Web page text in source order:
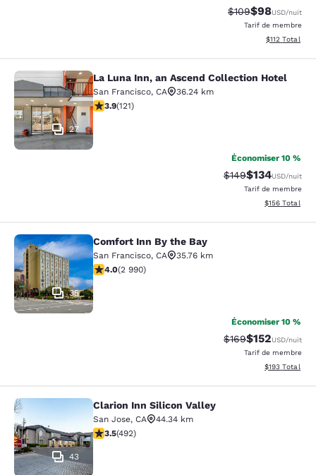
Tarif barré :
$109Tarif réduit :
$98USD/nuit
Tarif de membre
Afficher les
$112 Total
La Luna Inn, an Ascend Collection
27
La Luna Inn, an Ascend Collection Hotel
San Francisco, CA
36.24 km
3.85 étoiles. Bien. 121 commentaires
3.9(121)
Économiser 10 %
Tarif barré :
$149Tarif réduit :
$134USD/nuit
Tarif de membre
Afficher les
$156 Total
Comfort Inn By the Bay
35
Comfort Inn By the Bay
San Francisco, CA
35.76 km
4.01 étoiles. Très bon. 2990 commentaires
4.0(2 990)
Économiser 10 %
Tarif barré :
$169Tarif réduit :
$152USD/nuit
Tarif de membre
Afficher les
$193 Total
Clarion Inn Silicon Valley
43
Clarion Inn Silicon Valley
San Jose, CA
44.34 km
3.5 étoiles. Bien. 492 commentaires
3.5(492)